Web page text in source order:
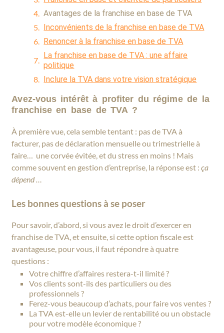
Avantages de la franchise en base de TVA
Inconvénients de la franchise en base de TVA
Renoncer à la franchise en base de TVA
La franchise en base de TVA : une affaire
politique
Inclure la TVA dans votre vision stratégique
Avez-vous intérêt à profiter du régime de la
franchise en base de TVA ?
À première vue, cela semble tentant : pas de TVA à
facturer, pas de déclaration mensuelle ou trimestrielle à
faire… une corvée évitée, et du stress en moins ! Mais
comme souvent en gestion d’entreprise, la réponse est :ça
dépend …
Les bonnes questions à se poser
Pour savoir, d’abord, si vous avez le droit d’exercer en
franchise de TVA, et ensuite, si cette option fiscale est
avantageuse, pour vous, il faut répondre à quatre
questions :
Votre chiffre d’affaires restera-t-il limité ?
Vos clients sont-ils des particuliers ou des
professionnels ?
Ferez-vous beaucoup d’achats, pour faire vos ventes ?
La TVA est-elle un levier de rentabilité ou un obstacle
pour votre modèle économique ?